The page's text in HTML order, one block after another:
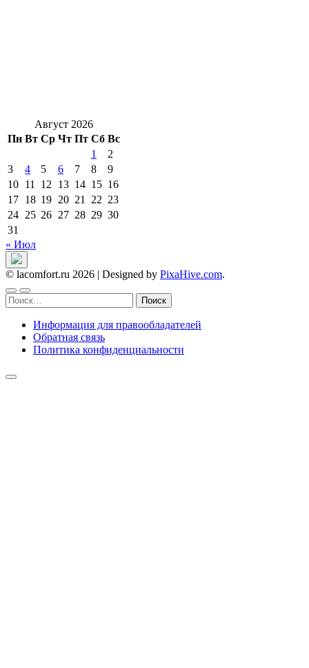
Август 2026
Пн Вт Ср Чт Пт Сб Вс
1
2
3
4 5 6 7 8
9
10 11 12 13 14 15 16
17 18 19 20 21 22 23
24 25 26 27 28 29 30
31
« Июл
© lacomfort.ru 2026 | Designed by PixaHive.com.
Найти:
Информация для правообладателей
Обратная связь
Политика конфиденциальности